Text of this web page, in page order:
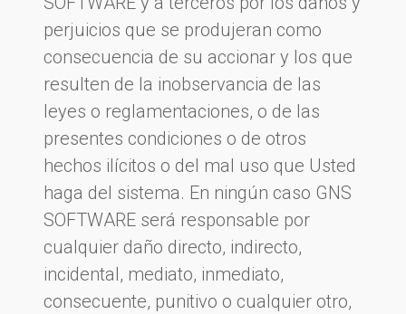
perjuicios que se produjeran como
consecuencia de su accionar y los que
resulten de la inobservancia de las
leyes o reglamentaciones, o de las
presentes condiciones o de otros
hechos ilícitos o del mal uso que Usted
haga del sistema. En ningún caso GNS
SOFTWARE será responsable por
cualquier daño directo, indirecto,
incidental, mediato, inmediato,
consecuente, punitivo o cualquier otro,